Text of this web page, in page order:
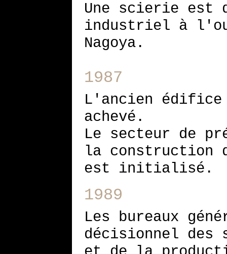
Une scierie est
industriel à
Nagoya.
1987
L'ancien
achevé.
Le secteur de
la construction
est initialisé.
1989
Les bureaux
décisionnel des